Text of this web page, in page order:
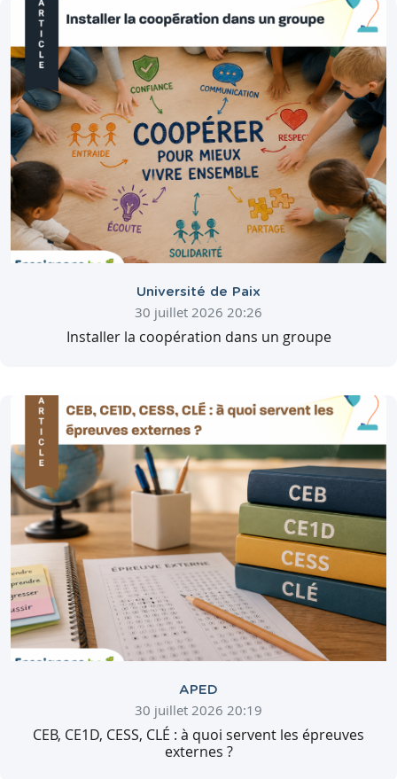
Université de Paix
30 juillet 2026 20:26
Installer la coopération dans un groupe
APED
30 juillet 2026 20:19
CEB, CE1D, CESS, CLÉ : à quoi servent les épreuves
externes ?